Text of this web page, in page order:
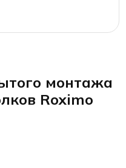
монтажа
Roximo